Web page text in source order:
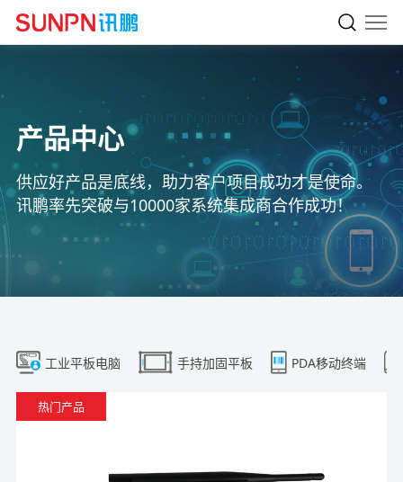
产品中心
供应好产品是底线，助力客户项目成功才是使命。
讯鹏率先突破与10000家系统集成商合作成功！
工业平板电脑 手持加固平板 PDA移动终端
热门产品